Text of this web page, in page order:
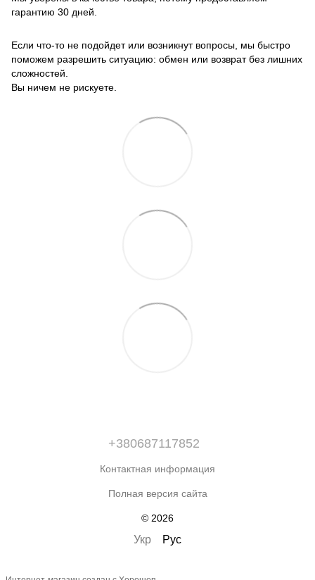
гарантию 30 дней.
Если что-то не подойдет или возникнут вопросы, мы быстро
поможем разрешить ситуацию: обмен или возврат без лишних
сложностей.
Вы ничем не рискуете.
+380687117852
Контактная информация
Полная версия сайта
© 2026
Укр Рус